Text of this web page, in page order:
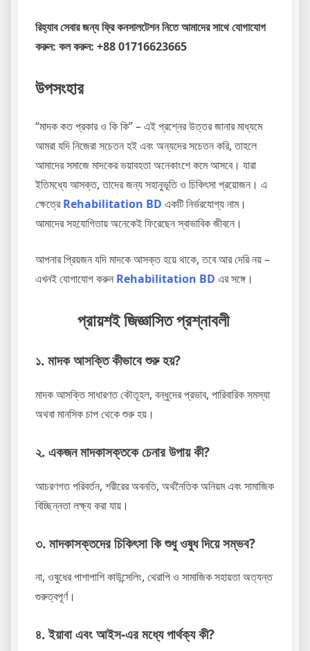
রিহ্যাব সেবার জন্য ফ্রি কনসালটেশন নিতে আমাদের সাথে যোগাযোগ
করুন: কল করুন: +88 01716623665
উপসংহার
“মাদক কত প্রকার ও কি কি” – এই প্রশ্নের উত্তর জানার মাধ্যমে
আমরা যদি নিজেরা সচেতন হই এবং অন্যদের সচেতন করি, তাহলে
আমাদের সমাজে মাদকের ভয়াবহতা অনেকাংশে কমে আসবে। যারা
ইতিমধ্যে আসক্ত, তাদের জন্য সহানুভূতি ও চিকিৎসা প্রয়োজন। এ
ক্ষেত্রেRehabilitation BD একটি নির্ভরযোগ্য নাম।
আমাদের সহযোগিতায় অনেকেই ফিরেছেন স্বাভাবিক জীবনে।
আপনার প্রিয়জন যদি মাদকে আসক্ত হয়ে থাকে, তবে আর দেরি নয় –
এখনই যোগাযোগ করুন Rehabilitation BD এর সঙ্গে।
প্রায়শই জিজ্ঞাসিত প্রশ্নাবলী
১. মাদক আসক্তি কীভাবে শুরু হয়?
মাদক আসক্তি সাধারণত কৌতূহল, বন্ধুদের প্রভাব, পারিবারিক সমস্যা
অথবা মানসিক চাপ থেকে শুরু হয়।
২. একজন মাদকাসক্তকে চেনার উপায় কী?
আচরণগত পরিবর্তন, শরীরের অবনতি, অর্থনৈতিক অনিয়ম এবং সামাজিক
বিচ্ছিন্নতা লক্ষ্য করা যায়।
৩. মাদকাসক্তদের চিকিৎসা কি শুধু ওষুধ দিয়ে সম্ভব?
না, ওষুধের পাশাপাশি কাউন্সেলিং, থেরাপি ও সামাজিক সহায়তা অত্যন্ত
গুরুত্বপূর্ণ।
৪. ইয়াবা এবং আইস-এর মধ্যে পার্থক্য কী?